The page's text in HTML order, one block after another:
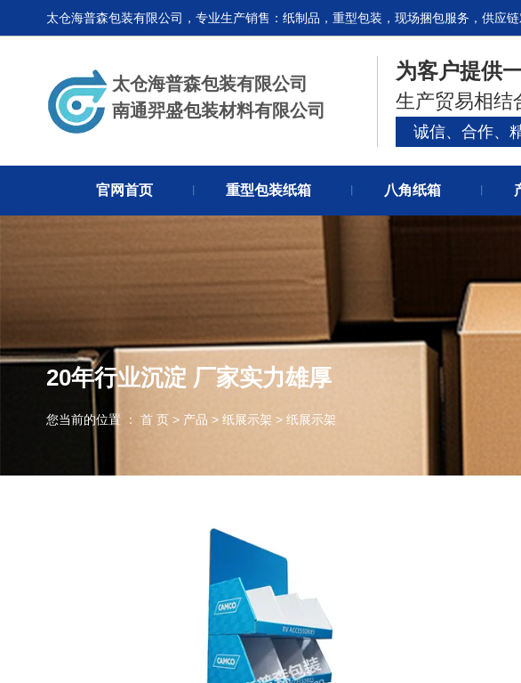
太仓海普森包装有限公司，专业生产销售：纸制品，重型包装，现场捆包服务，供应链
太仓海普森包装有限公司
南通羿盛包装材料有限公司
为客户提供
生产贸易相结
诚信、合作、
官网首页 重型包装纸箱 八角纸箱
20年行业沉淀 厂家实力雄厚
您当前的位置 ： 首 页 > 产品 > 纸展示架 > 纸展示架